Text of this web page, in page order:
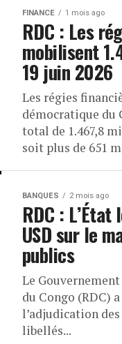
FINANCE 1 mois ago
RDC : Les
mobilisent
19 juin 2026
Les régies
démocratique du
total de 1.467,8
soit plus de 651
BANQUES 2 mois ago
RDC :
USD sur le
publics
Le
du Congo (RDC)
l’adjudication
libellés...